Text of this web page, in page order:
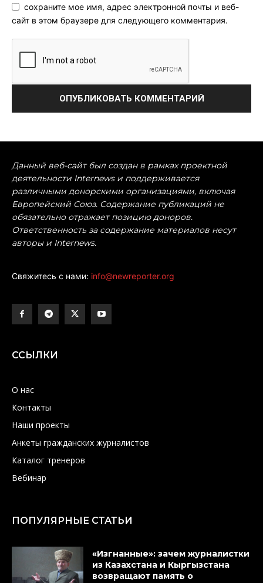
сохраните мое имя, адрес электронной почты и веб-
сайт в этом браузере для следующего комментария.
Данный веб-сайт был создан в рамках проектной
деятельности Internews и поддерживается
различными донорскими организациями, включая
Европейский Союз. Содержание публикаций не
обязательно отражает позицию доноров.
Ответственность за содержание материалов несут
авторы и Internews.
Свяжитесь с нами: info@newreporter.org
ССЫЛКИ
О нас
Контакты
Наши проекты
Анкеты гражданских журналистов
Каталог тренеров
Вебинар
ПОПУЛЯРНЫЕ СТАТЬИ
«Изгнанные»: зачем журналистки
из Казахстана и Кыргызстана
возвращают память о